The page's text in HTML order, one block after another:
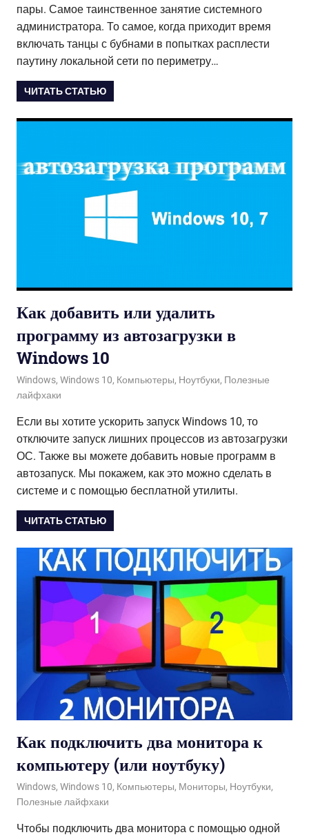
пары. Самое таинственное занятие системного
администратора. То самое, когда приходит время
включать танцы с бубнами в попытках расплести
паутину локальной сети по периметру…
ЧИТАТЬ СТАТЬЮ
Как добавить или удалить
программу из автозагрузки в
Windows 10
06.10.2020
admin
Windows, Windows 10, Компьютеры, Ноутбуки, Полезные
лайфхаки
Если вы хотите ускорить запуск Windows 10, то
отключите запуск лишних процессов из автозагрузки
ОС. Также вы можете добавить новые программ в
автозапуск. Мы покажем, как это можно сделать в
системе и с помощью бесплатной утилиты.
ЧИТАТЬ СТАТЬЮ
Как подключить два монитора к
компьютеру (или ноутбуку)
06.10.2020
admin
Windows, Windows 10, Компьютеры, Мониторы, Ноутбуки,
Полезные лайфхаки
Чтобы подключить два монитора с помощью одной